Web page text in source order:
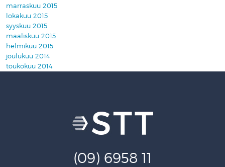
marraskuu 2015
lokakuu 2015
syyskuu 2015
maaliskuu 2015
helmikuu 2015
joulukuu 2014
toukokuu 2014
(09) 6958 11